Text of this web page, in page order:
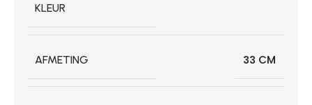
KLEUR
AFMETING 33 CM